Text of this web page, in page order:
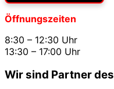
Öffnungszeiten
8:30 – 12:30 Uhr
13:30 – 17:00 Uhr
Wir sind Partner des